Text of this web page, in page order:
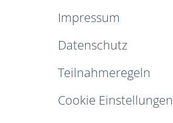
Impressum
Datenschutz
Teilnahmeregeln
Cookie Einstellungen